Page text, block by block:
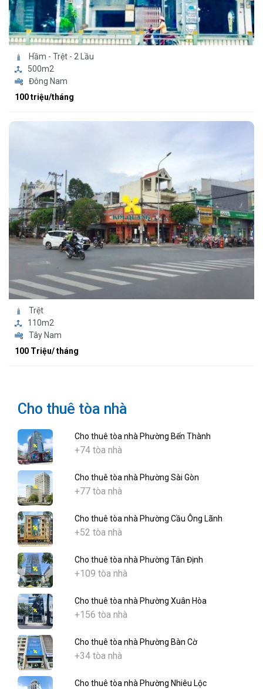
Hầm - Trệt - 2 Lầu
500m2
Đông Nam
100 triệu/tháng
Trệt
110m2
Tây Nam
100 Triệu/ tháng
Cho thuê tòa nhà
Cho thuê tòa nhà Phường Bến Thành
+74 tòa nhà
Cho thuê tòa nhà Phường Sài Gòn
+77 tòa nhà
Cho thuê tòa nhà Phường Cầu Ông Lãnh
+52 tòa nhà
Cho thuê tòa nhà Phường Tân Định
+109 tòa nhà
Cho thuê tòa nhà Phường Xuân Hòa
+156 tòa nhà
Cho thuê tòa nhà Phường Bàn Cờ
+34 tòa nhà
Cho thuê tòa nhà Phường Nhiêu Lộc